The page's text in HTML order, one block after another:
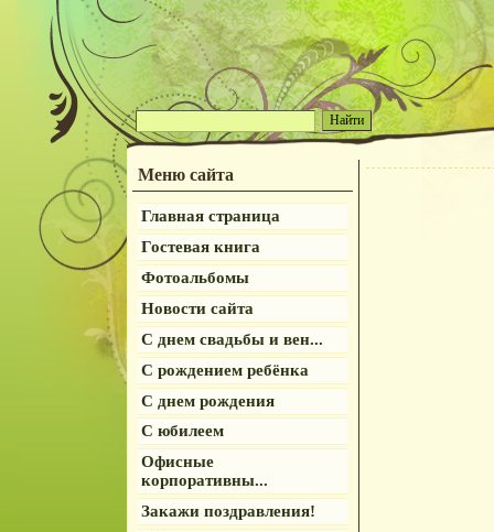
Меню сайта
Главная страница
Гостевая книга
Фотоальбомы
Новости сайта
С днем свадьбы и вен...
С рождением ребёнка
С днем рождения
С юбилеем
Офисные
корпоративны...
Закажи поздравления!